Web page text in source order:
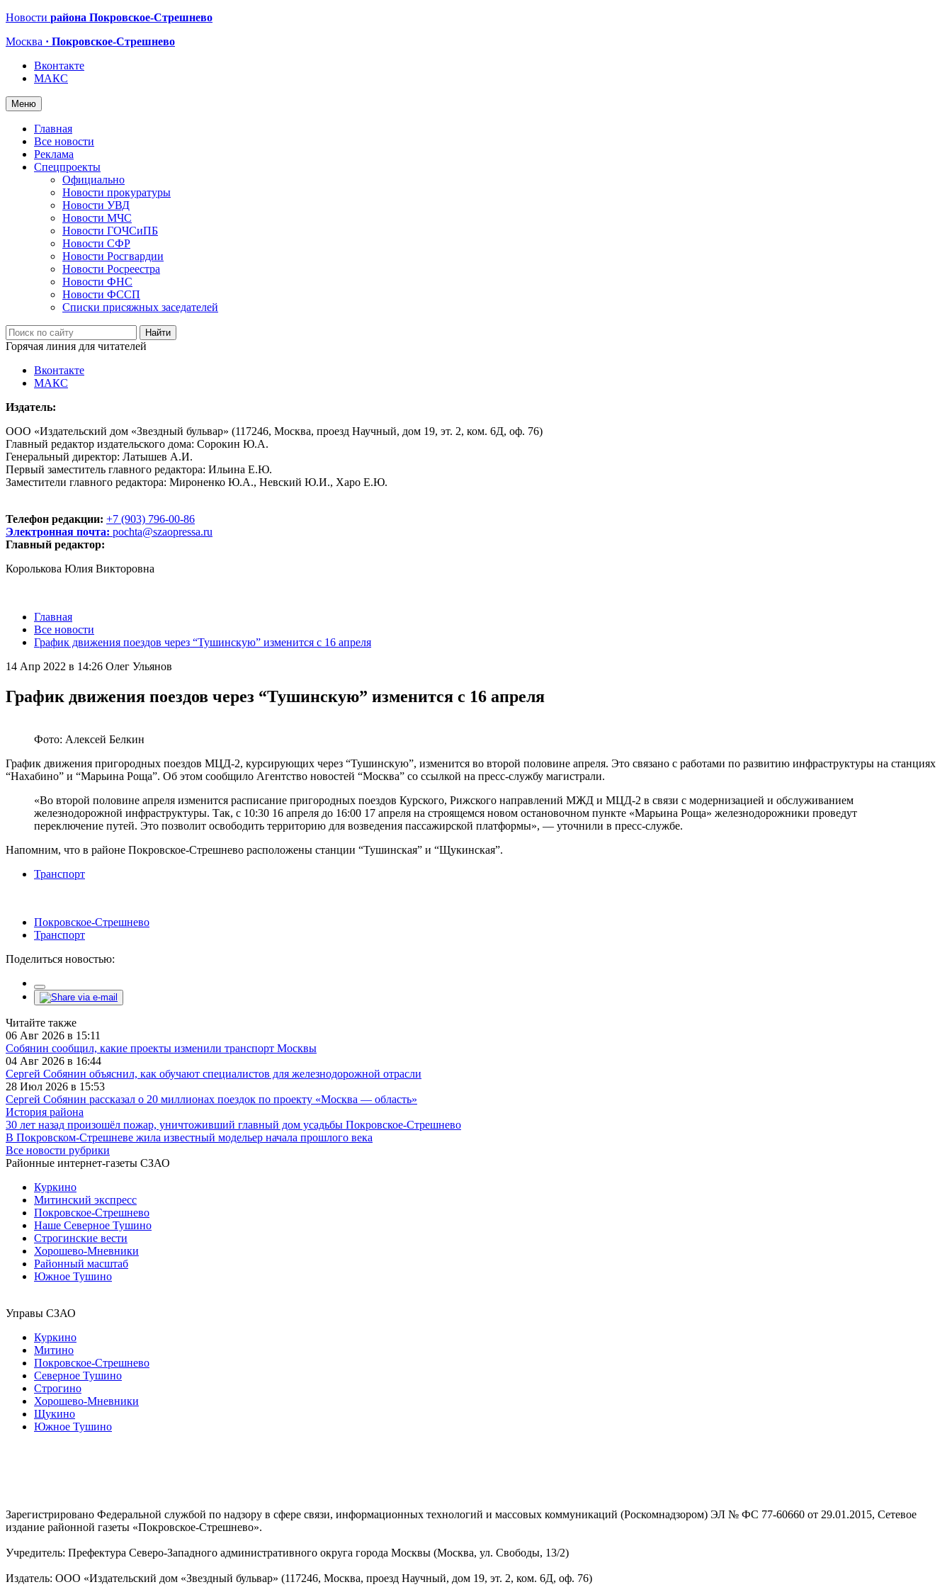
Новости района Покровское-Стрешнево
Москва · Покровское-Стрешнево
Вконтакте
МАКС
Меню
Главная
Все новости
Реклама
Спецпроекты
Официально
Новости прокуратуры
Новости УВД
Новости МЧС
Новости ГОЧСиПБ
Новости СФР
Новости Росгвардии
Новости Росреестра
Новости ФНС
Новости ФССП
Списки присяжных заседателей
Горячая линия для читателей
Вконтакте
МАКС
Издатель:
ООО «Издательский дом «Звездный бульвар» (117246, Москва, проезд Научный, дом 19, эт. 2, ком. 6Д, оф. 76)
Главный редактор издательского дома: Сорокин Ю.А.
Генеральный директор: Латышев А.И.
Первый заместитель главного редактора: Ильина Е.Ю.
Заместители главного редактора: Мироненко Ю.А., Невский Ю.И., Харо Е.Ю.
Телефон редакции: +7 (903) 796-00-86
Электронная почта: pochta@szaopressa.ru
Главный редактор:
Королькова Юлия Викторовна
Главная
Все новости
График движения поездов через “Тушинскую” изменится с 16 апреля
14 Апр 2022 в 14:26 Олег Ульянов
График движения поездов через “Тушинскую” изменится с 16 апреля
Фото: Алексей Белкин
График движения пригородных поездов МЦД-2, курсирующих через “Тушинскую”, изменится во второй половине апреля. Это связано с работами по развитию инфраструктуры на станциях
“Нахабино” и “Марьина Роща”. Об этом сообщило Агентство новостей “Москва” со ссылкой на пресс-службу магистрали.
«Во второй половине апреля изменится расписание пригородных поездов Курского, Рижского направлений МЖД и МЦД-2 в связи с модернизацией и обслуживанием
железнодорожной инфраструктуры. Так, с 10:30 16 апреля до 16:00 17 апреля на строящемся новом остановочном пункте «Марьина Роща» железнодорожники проведут
переключение путей. Это позволит освободить территорию для возведения пассажирской платформы», — уточнили в пресс-службе.
Напомним, что в районе Покровское-Стрешнево расположены станции “Тушинская” и “Щукинская”.
Транспорт
Покровское-Стрешнево
Транспорт
Поделиться новостью:
Читайте также
06 Авг 2026 в 15:11
Собянин сообщил, какие проекты изменили транспорт Москвы
04 Авг 2026 в 16:44
Сергей Собянин объяснил, как обучают специалистов для железнодорожной отрасли
28 Июл 2026 в 15:53
Сергей Собянин рассказал о 20 миллионах поездок по проекту «Москва — область»
История района
30 лет назад произошёл пожар, уничтоживший главный дом усадьбы Покровское-Стрешнево
В Покровском-Стрешневе жила известный модельер начала прошлого века
Все новости рубрики
Районные интернет-газеты СЗАО
Куркино
Митинский экспресс
Покровское-Стрешнево
Наше Северное Тушино
Строгинские вести
Хорошево-Мневники
Районный масштаб
Южное Тушино
Управы СЗАО
Куркино
Митино
Покровское-Стрешнево
Северное Тушино
Строгино
Хорошево-Мневники
Щукино
Южное Тушино
Зарегистрировано Федеральной службой по надзору в сфере связи, информационных технологий и массовых коммуникаций (Роскомнадзором) ЭЛ № ФС 77-60660 от 29.01.2015, Сетевое
издание районной газеты «Покровское-Стрешнево».
Учредитель: Префектура Северо-Западного административного округа города Москвы (Москва, ул. Свободы, 13/2)
Издатель: ООО «Издательский дом «Звездный бульвар» (117246, Москва, проезд Научный, дом 19, эт. 2, ком. 6Д, оф. 76)